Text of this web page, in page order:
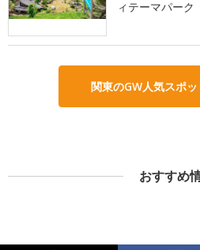
ィテーマパーク
関東のGW人気スポ
おすすめ